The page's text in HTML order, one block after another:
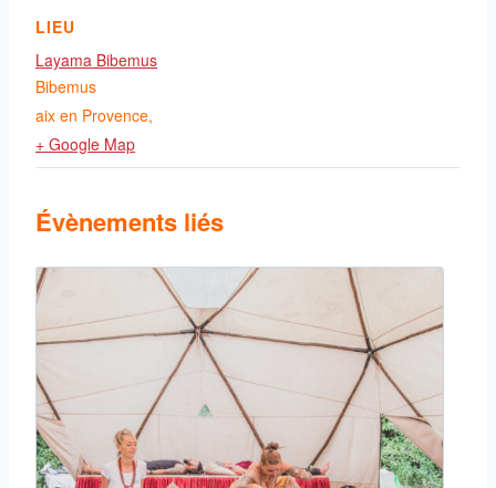
LIEU
Layama Bibemus
Bibemus
aix en Provence,
+ Google Map
Évènements liés